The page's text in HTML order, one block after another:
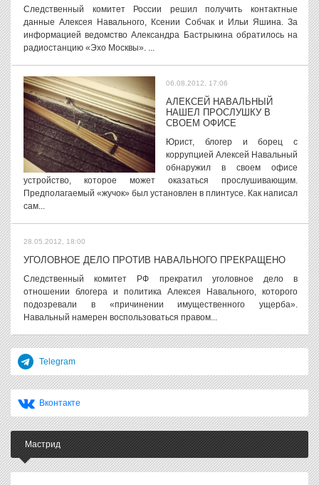
Следственный комитет России решил получить контактные
данные Алексея Навального, Ксении Собчак и Ильи Яшина. За
информацией ведомство Александра Бастрыкина обратилось на
радиостанцию «Эхо Москвы». ...
06.08.2012, 17:06
АЛЕКСЕЙ НАВАЛЬНЫЙ
НАШЕЛ ПРОСЛУШКУ В
СВОЕМ ОФИСЕ
Юрист, блогер и борец с
коррупцией Алексей Навальный
обнаружил в своем офисе
устройство, которое может оказаться прослушивающим.
Предполагаемый «жучок» был установлен в плинтусе. Как написал
сам...
28.05.2012, 18:00
УГОЛОВНОЕ ДЕЛО ПРОТИВ НАВАЛЬНОГО ПРЕКРАЩЕНО
Следственный комитет РФ прекратил уголовное дело в
отношении блогера и политика Алексея Навального, которого
подозревали в «причинении имущественного ущерба».
Навальный намерен воспользоваться правом...
Telegram
Вконтакте
Мастрид